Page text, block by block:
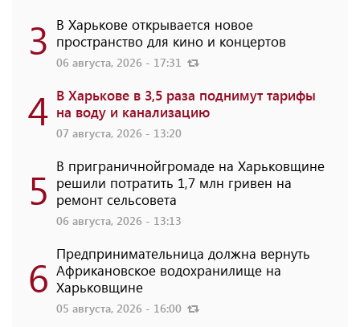
3 В Харькове открывается новое
пространство для кино и концертов
06 августа, 2026 - 17:31
4 В Харькове в 3,5 раза поднимут тарифы
на воду и канализацию
07 августа, 2026 - 13:20
5 В приграничнойгромаде на Харьковщине
решили потратить 1,7 млн ​​гривен на
ремонт сельсовета
06 августа, 2026 - 13:13
6 Предпринимательница должна вернуть
Африкановское водохранилище на
Харьковщине
05 августа, 2026 - 16:00